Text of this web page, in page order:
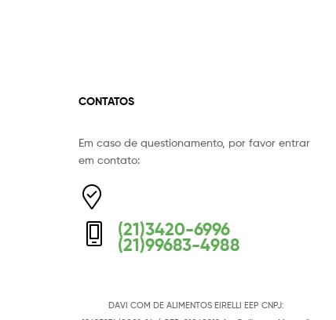
Equipe Mermaid
Responderemos o mais breve possível
CONTATOS
Em caso de questionamento, por favor entrar
em contato:
(21)3420-6996
(21)99683-4988
DAVI COM DE ALIMENTOS EIRELLI EEP CNPJ: